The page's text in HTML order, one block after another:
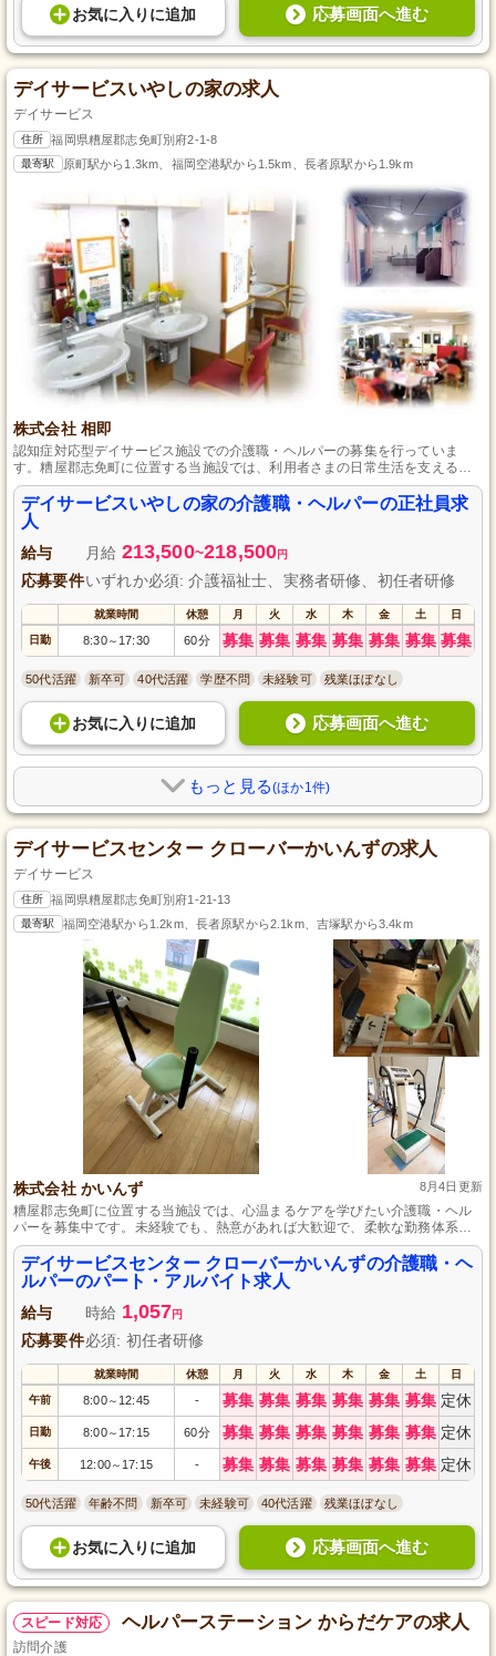
お気に入り に追加 応募画面へ進む
デイサービスいやしの家の求人
デイサービス
住所 福岡県糟屋郡志免町別府2-1-8
最寄駅 原町駅から1.3km、福岡空港駅から1.5km、長者原駅から1.9km
株式会社 相即
認知症対応型デイサービス施設での介護職・ヘルパーの募集を行っていま
す。糟屋郡志免町に位置する当施設では、利用者さまの日常生活を支える大
切な役割を担っていただきます。資格をお持ちであれば経験は問いません。
初心者でも安心してスタートできる環境と丁寧な指導体制が整っており、キ
ャリアアップも目指せます。また、託児施設や車通勤の可否、充実した手当
制度も魅力です。
デイサービスいやしの家の介護職・ヘルパーの正社員求
人
給与 月給 213,500~218,500円
応募要件いずれか必須: 介護福祉士、実務者研修、初任者研修
就業時間 休憩 月 火 水 木 金 土 日
日勤 8:30～ 17:30 60分 募集 募集 募集 募集 募集 募集 募集
50代活躍 新卒可 40代活躍 学歴不問 未経験可 残業ほぼなし
お気に入り に追加 応募画面へ進む
もっと見る(ほか1件)
デイサービスセンター クローバーかいんずの求人
デイサービス
住所 福岡県糟屋郡志免町別府1-21-13
最寄駅 福岡空港駅から1.2km、長者原駅から2.1km、吉塚駅から3.4km
株式会社 かいんず 8月4日更新
糟屋郡志免町に位置する当施設では、心温まるケアを学びたい介護職・ヘル
パーを募集中です。未経験でも、熱意があれば大歓迎で、柔軟な勤務体系に
より、プライベートとのバランスを保ちながら成長できる環境が整っていま
す。笑顔あふれる職場で、あなたも人としての温かさを深めませんか。
デイサービスセンター クローバーかいんずの介護職・ヘ
ルパーのパート・アルバイト求人
給与 時給 1,057円
応募要件必須: 初任者研修
就業時間 休憩 月 火 水 木 金 土 日
午前 8:00～ 12:45 - 募集 募集 募集 募集 募集 募集 定休
日勤 8:00～ 17:15 60分 募集 募集 募集 募集 募集 募集 定休
午後 12:00～ 17:15 - 募集 募集 募集 募集 募集 募集 定休
50代活躍 年齢不問 新卒可 未経験可 40代活躍 残業ほぼなし
お気に入り に追加 応募画面へ進む
スピード対応 ヘルパーステーション からだケアの求人
訪問介護